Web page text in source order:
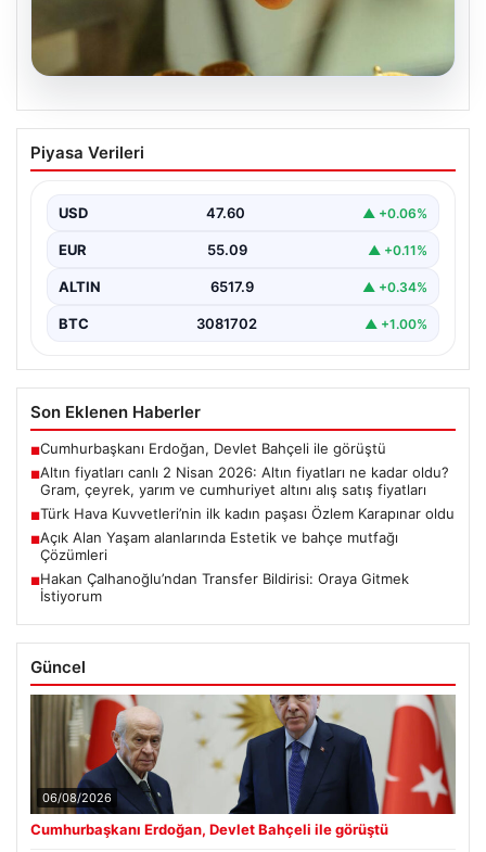
05.08.2026
Altın fiyatları canlı 2 Nisan 2026: Altın
fiyatları ne kadar oldu? Gram, çeyrek,
fiyatları
Piyasa Verileri
USD 47.60 ▲ +0.06%
EUR 55.09 ▲ +0.11%
ALTIN 6517.9 ▲ +0.34%
BTC 3081702 ▲ +1.00%
Son Eklenen Haberler
■Cumhurbaşkanı Erdoğan, Devlet Bahçeli ile görüştü
■Altın fiyatları canlı 2 Nisan 2026: Altın fiyatları ne kadar oldu?
Gram, çeyrek, yarım ve cumhuriyet altını alış satış fiyatları
■Türk Hava Kuvvetleri’nin ilk kadın paşası Özlem Karapınar oldu
■Açık Alan Yaşam alanlarında Estetik ve bahçe mutfağı
Çözümleri
■Hakan Çalhanoğlu’ndan Transfer Bildirisi: Oraya Gitmek
İstiyorum
Güncel
06/08/2026
Cumhurbaşkanı Erdoğan, Devlet Bahçeli ile görüştü